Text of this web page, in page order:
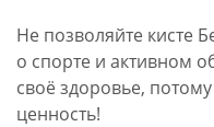
Не позволяйте кисте
о спорте и активном
своё здоровье,
ценность!